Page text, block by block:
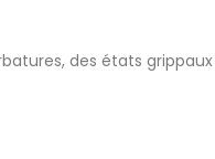
des états